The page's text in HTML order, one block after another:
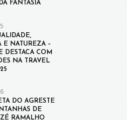
FANTASIA
E NATUREZA –
DESTACA COM
NA TRAVEL
DO AGRESTE
DE
RAMALHO